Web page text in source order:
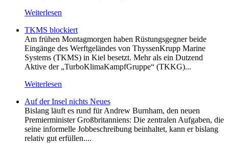
Weiterlesen
TKMS blockiert
Am frühen Montagmorgen haben Rüstungsgegner beide
Eingänge des Werftgeländes von ThyssenKrupp Marine
Systems (TKMS) in Kiel besetzt. Mehr als ein Dutzend
Aktive der „TurboKlimaKampfGruppe“ (TKKG)...
Weiterlesen
Auf der Insel nichts Neues
Bislang läuft es rund für Andrew Burnham, den neuen
Premierminister Großbritanniens: Die zentralen Aufgaben, die
seine informelle Jobbeschreibung beinhaltet, kann er bislang
relativ gut erfüllen....